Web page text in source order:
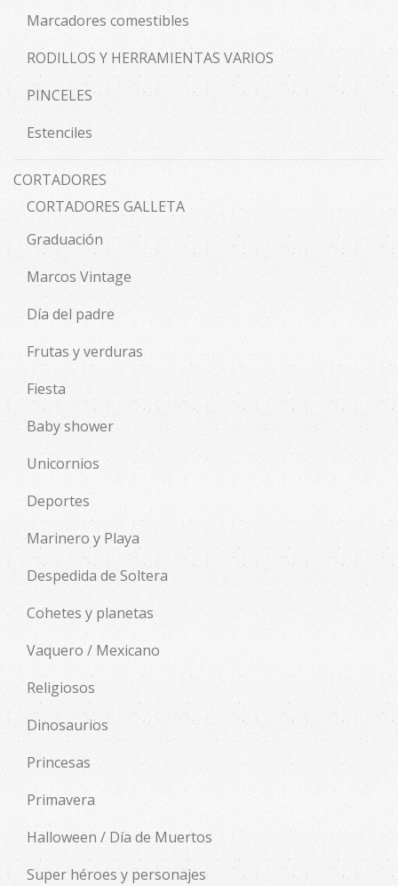
Marcadores comestibles
RODILLOS Y HERRAMIENTAS VARIOS
PINCELES
Estenciles
CORTADORES
CORTADORES GALLETA
Graduación
Marcos Vintage
Día del padre
Frutas y verduras
Fiesta
Baby shower
Unicornios
Deportes
Marinero y Playa
Despedida de Soltera
Cohetes y planetas
Vaquero / Mexicano
Religiosos
Dinosaurios
Princesas
Primavera
Halloween / Día de Muertos
Super héroes y personajes